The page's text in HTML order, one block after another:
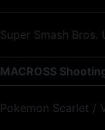
Super Smash Bros.
MACROSS
Pokemon Scarlet /